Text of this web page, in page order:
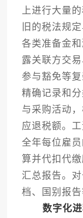
上进行大量
旧的税法规
各类准备金
露关联方交
参与豁免等
精确记录和
与采购活动
应退税额。
全年每位雇
算并代扣代
汇总报告。
档、国别报告
数字化